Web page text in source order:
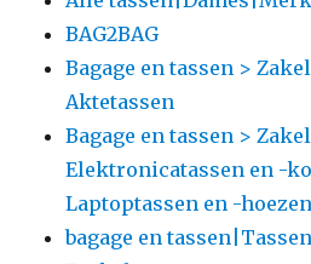
BAG2BAG
Bagage en tassen >
Aktetassen
Bagage en tassen >
Elektronicatassen en -
Laptoptassen en -hoezen
bagage en